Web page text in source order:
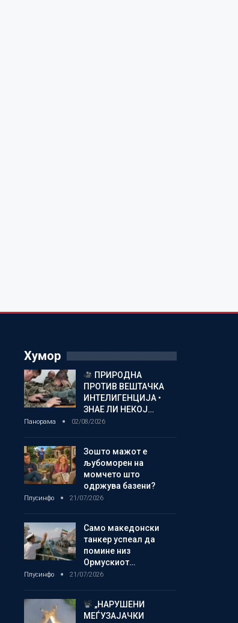
Хумор
ПРИРОДНА
ПРОТИВ ВЕШТАЧКА
ИНТЕЛИГЕНЦИЈА •
ЗНАЕ ЛИ НЕКОЈ…
Панорама 02/08/2026
Зошто мажот е
љубоморен на
момчето што
одржува базени?
Плусинфо 21/07/2026
Само македонски
танкер успеал да
помине низ
Ормускиот…
Плусинфо 21/07/2026
„НАРУШЕНИ
МЕЃУЗАЈАЧКИ